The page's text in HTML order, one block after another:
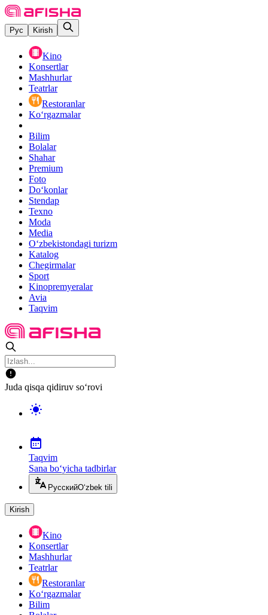
Рус Kirish
Kino
Konsertlar
Mashhurlar
Teatrlar
Restoranlar
Ko‘rgazmalar
Bilim
Bolalar
Shahar
Premium
Foto
Do‘konlar
Stendap
Texno
Moda
Media
O‘zbekistondagi turizm
Katalog
Chegirmalar
Sport
Kinopremyeralar
Avia
Taqvim
Juda qisqa qidiruv so‘rovi
Taqvim
Sana bo‘yicha tadbirlar
РусскийO‘zbek tili
Kirish
Kino
Konsertlar
Mashhurlar
Teatrlar
Restoranlar
Ko‘rgazmalar
Bilim